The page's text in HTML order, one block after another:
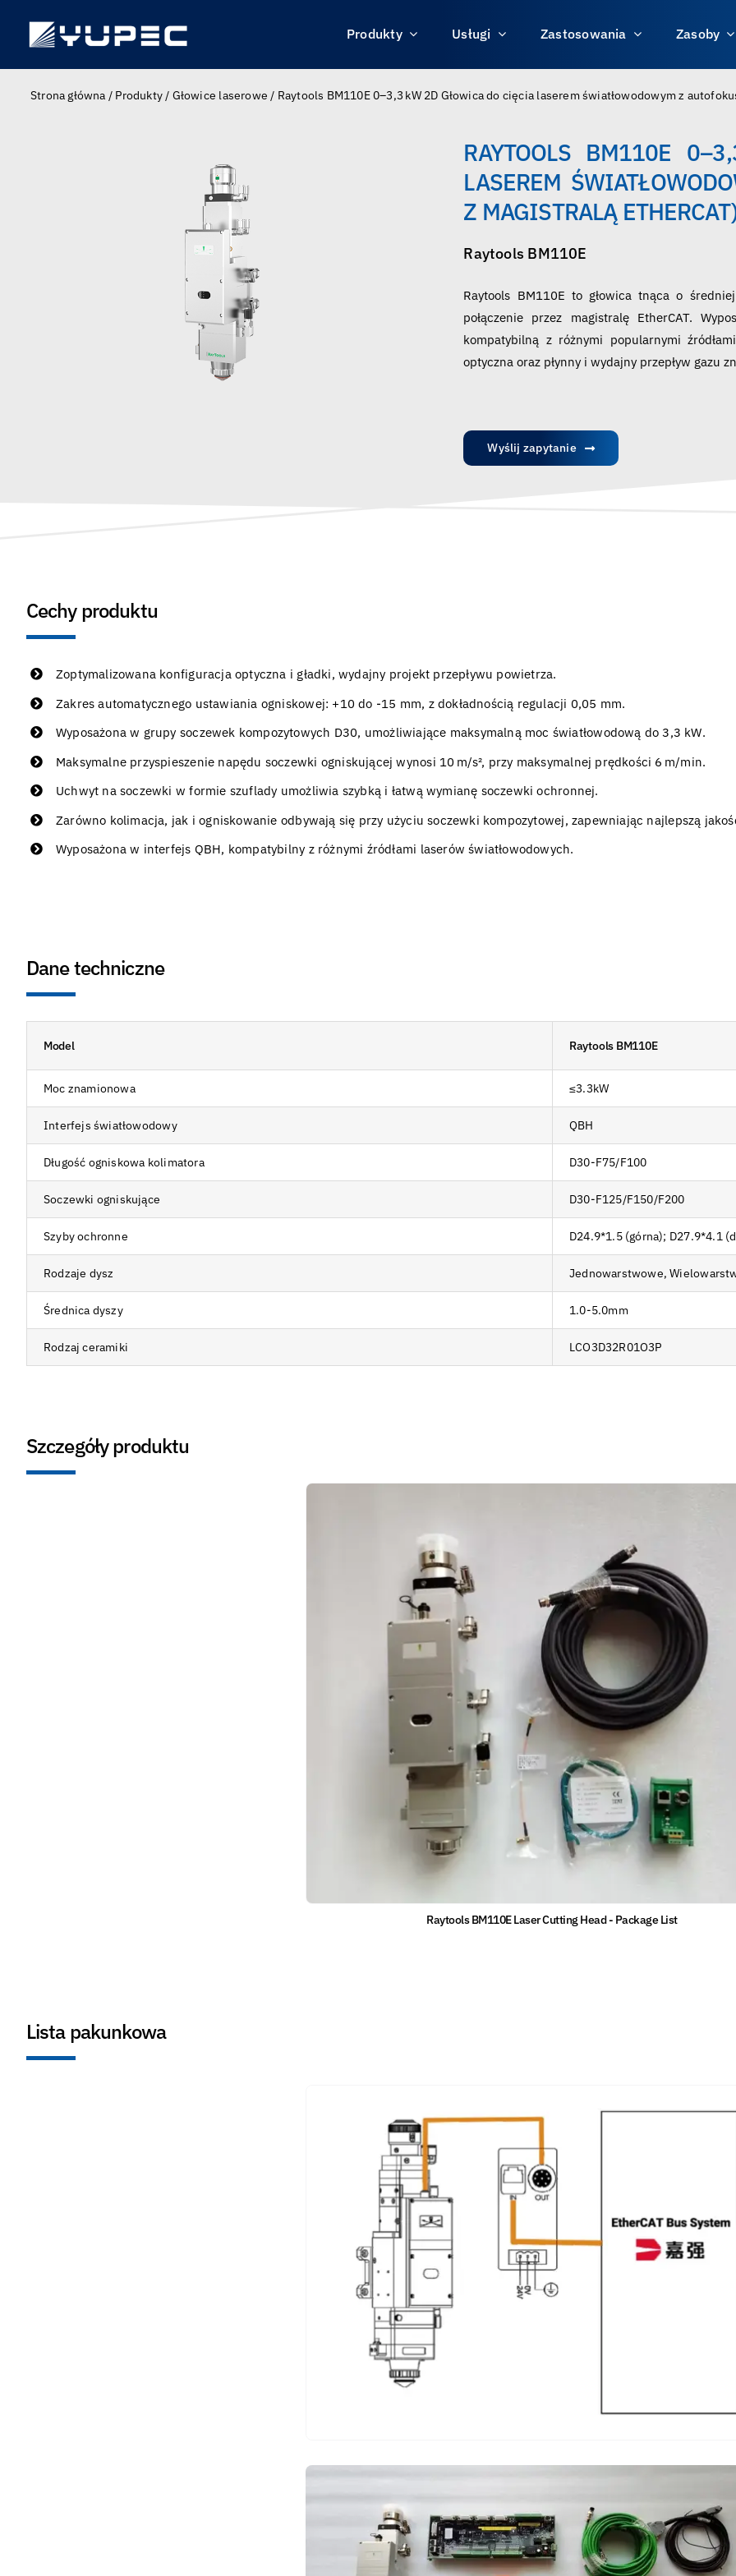
content
Produkty Usługi Zastosowania Zasoby
Strona główna / Produkty/ Głowice laserowe / Raytools BM110E 0–3,3 kW 2D Głowica do cięcia laserem światłowodowym z
RAYTOOLS BM110E
LASEREM
Z MAGISTRALĄ
Raytools BM110E
Raytools BM110E to głowica tnąca o
połączenie przez magistralę EtherCAT.
kompatybilną z różnymi popularnymi
optyczna oraz płynny i wydajny przepływ gazu
Wyślij zapytanie
Cechy produktu
Zoptymalizowana konfiguracja optyczna i gładki, wydajny projekt przepływu powietrza.
Zakres automatycznego ustawiania ogniskowej: +10 do -15 mm, z dokładnością regulacji 0,05 mm.
Wyposażona w grupy soczewek kompozytowych D30, umożliwiające maksymalną moc światłowodową do 3,3 kW.
Maksymalne przyspieszenie napędu soczewki ogniskującej wynosi 10 m/s², przy maksymalnej prędkości 6 m/min.
Uchwyt na soczewki w formie szuflady umożliwia szybką i łatwą wymianę soczewki ochronnej.
Zarówno kolimacja, jak i ogniskowanie odbywają się przy użyciu soczewki kompozytowej, zapewniając najlepszą
Wyposażona w interfejs QBH, kompatybilny z różnymi źródłami laserów światłowodowych.
Dane techniczne
Model Raytools BM110E
Moc znamionowa ≤3.3kW
Interfejs światłowodowy QBH
Długość ogniskowa kolimatora D30-F75/F100
Soczewki ogniskujące D30-F125/F150/F200
Szyby ochronne D24.9*1.5 (górna); D27.9*4.1
Rodzaje dysz Jednowarstwowe,
Średnica dyszy 1.0-5.0mm
Rodzaj ceramiki LCO3D32R01O3P
Szczegóły produktu
Raytools BM110E Laser Cutting Head - Package List
Lista pakunkowa